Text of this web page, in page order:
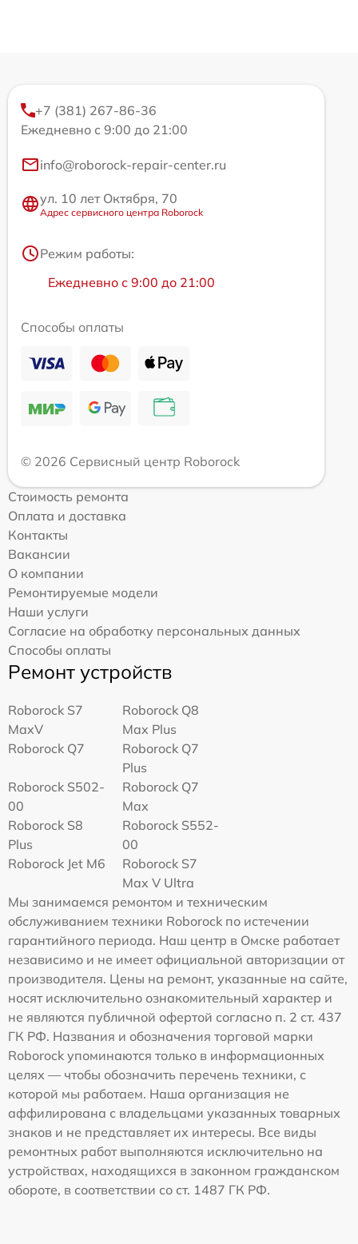
+7 (381) 267-86-36
Ежедневно с 9:00 до 21:00
info@roborock-repair-center.ru
ул. 10 лет Октября, 70
Адрес сервисного центра Roborock
Режим работы:
Ежедневно с 9:00 до 21:00
Способы оплаты
© 2026 Сервисный центр Roborock
Стоимость ремонта
Оплата и доставка
Контакты
Вакансии
О компании
Ремонтируемые модели
Наши услуги
Согласие на обработку персональных данных
Способы оплаты
Ремонт устройств
Roborock S7
MaxV
Roborock Q8
Max Plus
Roborock Q7
Roborock Q7
Plus
Roborock S502-
00
Roborock Q7
Max
Roborock S8
Plus
Roborock S552-
00
Roborock Jet M6
Roborock S7
Max V Ultra
Мы занимаемся ремонтом и техническим
обслуживанием техники Roborock по истечении
гарантийного периода. Наш центр в Омске работает
независимо и не имеет официальной авторизации от
производителя. Цены на ремонт, указанные на сайте,
носят исключительно ознакомительный характер и
не являются публичной офертой согласно п. 2 ст. 437
ГК РФ. Названия и обозначения торговой марки
Roborock упоминаются только в информационных
целях — чтобы обозначить перечень техники, с
которой мы работаем. Наша организация не
аффилирована с владельцами указанных товарных
знаков и не представляет их интересы. Все виды
ремонтных работ выполняются исключительно на
устройствах, находящихся в законном гражданском
обороте, в соответствии со ст. 1487 ГК РФ.